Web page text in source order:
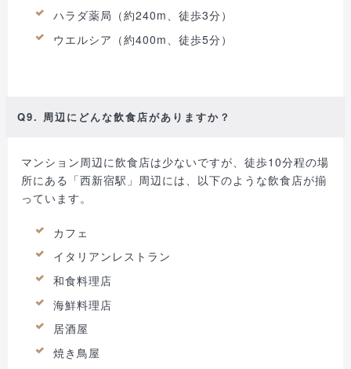
ハラダ薬局（約240m、徒歩3分）
ウエルシア（約400m、徒歩5分）
Q9. 周辺にどんな飲食店がありますか？
マンション周辺に飲食店は少ないですが、徒歩10分程の場
所にある「西新宿駅」周辺には、以下のような飲食店が揃
っています。
カフェ
イタリアンレストラン
和食料理店
海鮮料理店
居酒屋
焼き鳥屋